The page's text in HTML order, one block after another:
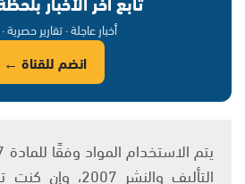
أخبار عاجلة · تقارير حصرية
انضم للقناة ←
التأليف والنشر